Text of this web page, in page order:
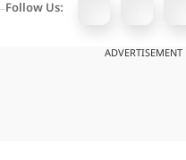
Follow Us:
ADVERTISEMENT